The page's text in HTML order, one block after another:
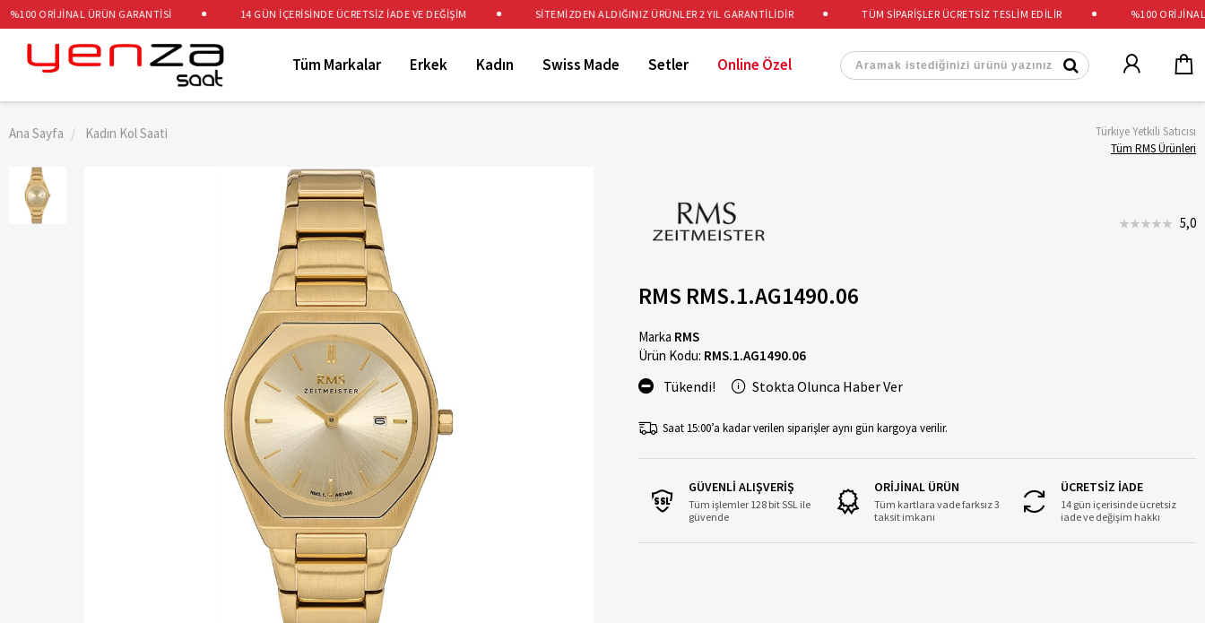
TÜM SİPARİŞLER ÜCRETSİZ TESLİM EDİLİR %100 ORİJİNAL
ORİJİNAL ÜRÜN GARANTİSİ 14 GÜN İÇERİSİNDE ÜCRETSİZ İADE VE DEĞİŞİM SİTEMİZDEN ALDIĞINIZ ÜRÜNLER 2 YIL GARANTİLİDİR
Tüm Markalar Erkek Kadın Swiss Made Setler Online Özel
Ana Sayfa Kadın Kol Saati
Türkiye Yetkili Satıcısı
Tüm RMS Ürünleri
5,0
RMS RMS.1.AG1490.06
Marka RMS
Ürün Kodu: RMS.1.AG1490.06
Tükendi! Stokta Olunca Haber Ver
Saat 15:00’a kadar verilen siparişler aynı gün kargoya verilir.
GÜVENLİ ALIŞVERİŞ
Tüm işlemler 128 bit SSL ile
güvende
ORİJİNAL ÜRÜN
Tüm kartlara vade farksız 3
taksit imkanı
ÜCRETSİZ İADE
14 gün içerisinde ücretsiz
iade ve değişim hakkı